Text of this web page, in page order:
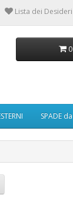
Lista dei
SPADE